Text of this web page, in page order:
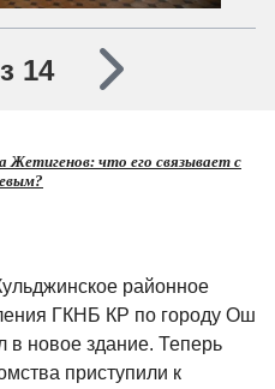
14
что его связывает с
районное
ГКНБ КР по городу Ош
в новое здание. Теперь
приступили к